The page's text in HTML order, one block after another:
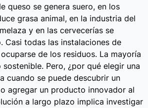
queso se genera suero, en los
grasa animal, en la industria del
y en las cervecerías se
Casi todas las instalaciones de
de los residuos. La mayoría
Pero, ¿por qué elegir una
cuando se puede descubrir un
agregar un producto innovador al
a largo plazo implica investigar